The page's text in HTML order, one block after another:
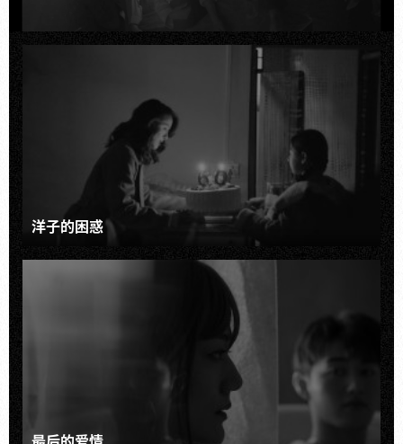
洋子的困惑